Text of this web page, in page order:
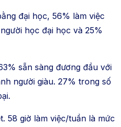
đại học, 56% làm việc
học đại học và 25%
sẵn sàng đương đầu với
người giàu. 27% trong số
58 giờ làm việc/tuần là mức